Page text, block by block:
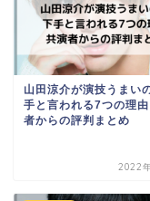
山田涼介が演技うまい
手と言われる7つの理
者からの評判まとめ
2022